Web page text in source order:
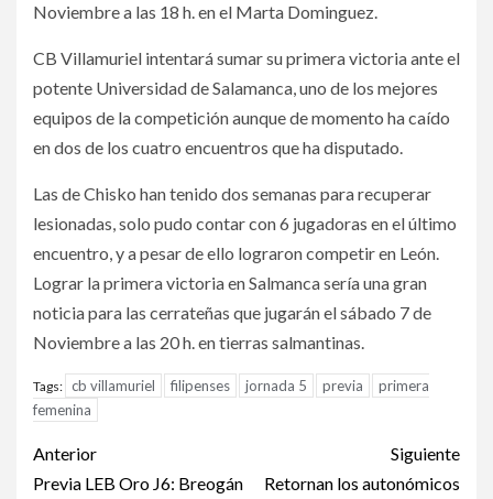
Noviembre a las 18 h. en el Marta Dominguez.
CB Villamuriel intentará sumar su primera victoria ante el
potente Universidad de Salamanca, uno de los mejores
equipos de la competición aunque de momento ha caído
en dos de los cuatro encuentros que ha disputado.
Las de Chisko han tenido dos semanas para recuperar
lesionadas, solo pudo contar con 6 jugadoras en el último
encuentro, y a pesar de ello lograron competir en León.
Lograr la primera victoria en Salmanca sería una gran
noticia para las cerrateñas que jugarán el sábado 7 de
Noviembre a las 20 h. en tierras salmantinas.
Tags: cb villamuriel filipenses jornada 5 previa
primera
femenina
Anterior
Previa LEB Oro J6: Breogán
Siguiente
Retornan los autonómicos